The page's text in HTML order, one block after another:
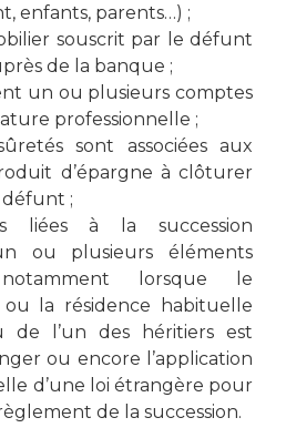
enfants, parents…) ;
souscrit par le défunt
de la banque ;
un ou plusieurs comptes
professionnelle ;
sont associées aux
d’épargne à clôturer
;
liées à la succession
ou plusieurs éléments
notamment lorsque le
ou la résidence habituelle
l’un des héritiers est
ou encore l’application
d’une loi étrangère pour
de la succession.